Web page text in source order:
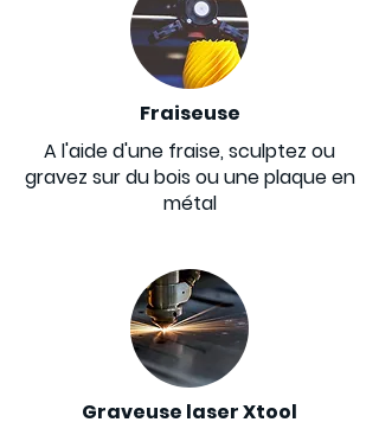
Fraiseuse
A l'aide d'une fraise, sculptez ou
gravez sur du bois ou une plaque en
métal
Graveuse laser Xtool